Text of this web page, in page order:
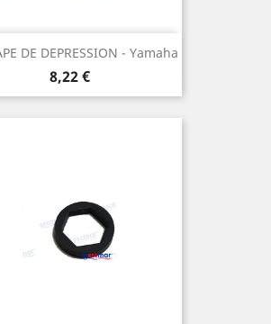
DE DEPRESSION - Yamaha
Prix
8,22 €